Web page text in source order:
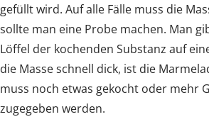
gefüllt wird. Auf alle Fälle muss die
sollte man eine Probe machen. Man
Löffel der kochenden Substanz auf
die Masse schnell dick, ist die
muss noch etwas gekocht oder mehr
zugegeben werden.